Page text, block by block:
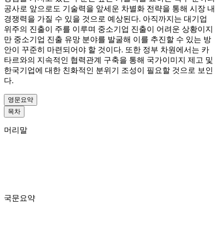
공사로 앞으로도 기술력을 앞세운 차별화 전략을 통해 시장 내
경쟁력을 가질 수 있을 것으로 예상된다. 아직까지는 대기업
위주의 진출이 주를 이루며 중소기업 진출이 어려운 상황이지
만 중소기업 진출 유망 분야를 발굴해 이를 추진할 수 있는 방
안이 꾸준히 마련되어야 할 것이다. 또한 정부 차원에서는 카
타르와의 지속적인 협력관계 구축을 통해 국가이미지 제고 및
한국기업에 대한 친화적인 분위기 조성이 필요할 것으로 보인
다.
영문요약
목차
머리말
국문요약